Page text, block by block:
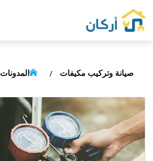
صيانة وتركيب مكيفات المدونات